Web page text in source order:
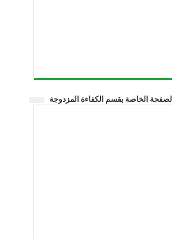
الصفحة الخاصة بقسم الكفاءة المزدوجة